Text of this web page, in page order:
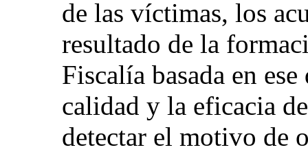
de las víctimas, los
resultado de la
Fiscalía basada en
calidad y la eficacia
detectar el motivo de